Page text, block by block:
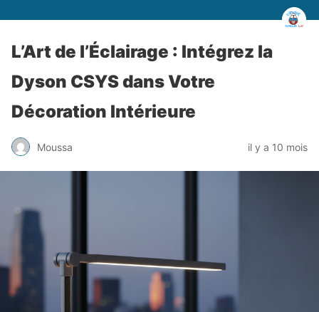
L’Art de l’Éclairage : Intégrez la
Dyson CSYS dans Votre
Décoration Intérieure
Moussa il y a 10 mois